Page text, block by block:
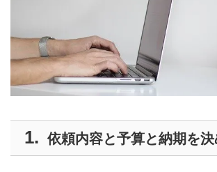
依頼内容と予算と納期を決